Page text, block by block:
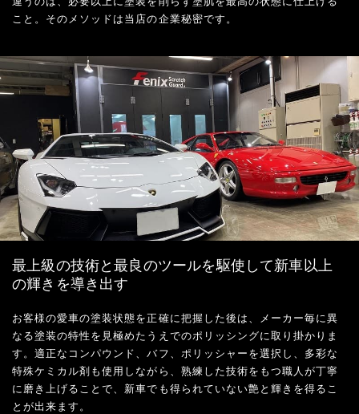
こと。そのメソッドは当店の企業秘密です。
最上級の技術と最良のツールを駆使して新車以上
の輝きを導き出す
お客様の愛車の塗装状態を正確に把握した後は、メーカー毎に異
なる塗装の特性を見極めたうえでのポリッシングに取り掛かりま
す。適正なコンパウンド、バフ、ポリッシャーを選択し、多彩な
特殊ケミカル剤も使用しながら、熟練した技術をもつ職人が丁寧
に磨き上げることで、新車でも得られていない艶と輝きを得るこ
とが出来ます。